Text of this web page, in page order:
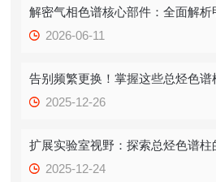
解密气相色谱核心部件：全面解析
2026-06-11
2025-12-26
扩展实验室视野：探索总烃色谱柱
2025-12-24